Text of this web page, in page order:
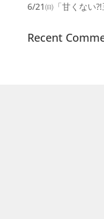
6/21㈰「甘くない
Recent